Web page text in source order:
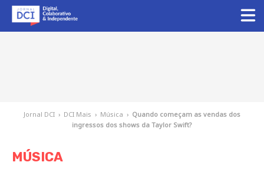
Jornal DCI › DCI Mais › Música › Quando começam as vendas dos
ingressos dos shows da Taylor Swift?
MÚSICA